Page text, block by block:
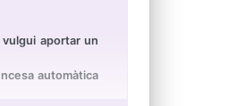
vulgui aportar un
automàtica